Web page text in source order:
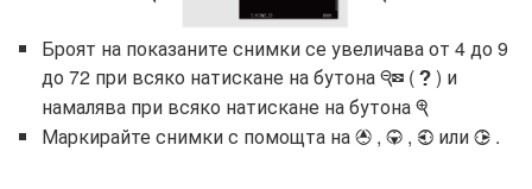
Броят на показаните снимки се увеличава от 4 до 9
до 72 при всяко натискане на бутона W ( Q ) и
намалява при всяко натискане на бутона X
Маркирайте снимки с помощта на 1 , 3 , 4 или 2 .